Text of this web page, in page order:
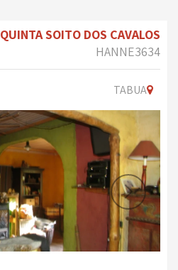
QUINTA SOITO DOS CAVALOS
HANNE3634
TABUA